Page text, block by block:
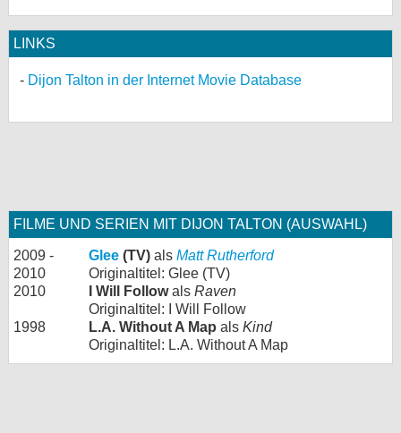
LINKS
Dijon Talton in der Internet Movie Database
FILME UND SERIEN MIT DIJON TALTON (AUSWAHL)
2009 -
2010
Glee (TV) als Matt Rutherford
Originaltitel: Glee (TV)
2010
I Will Followals Raven
Originaltitel: I Will Follow
1998
L.A. Without A Map als Kind
Originaltitel: L.A. Without A Map